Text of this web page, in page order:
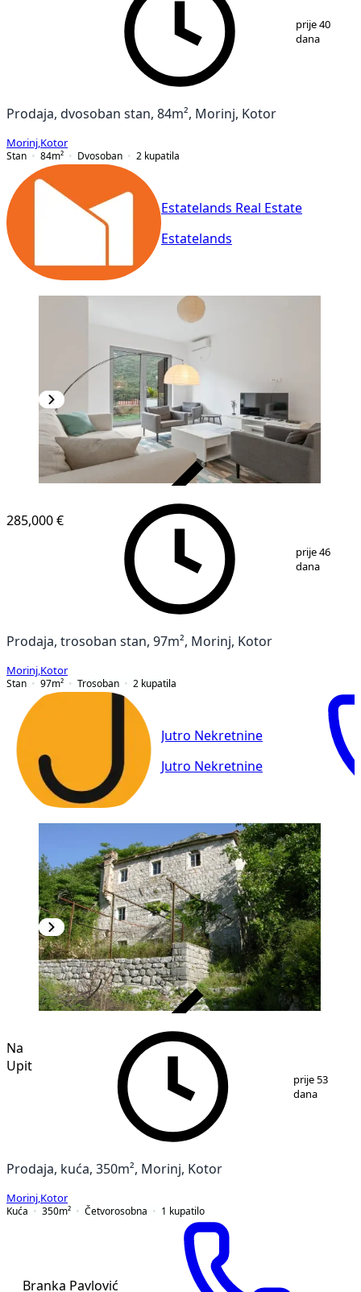
1/ 19
prije 40
dana
Prodaja, dvosoban stan, 84m², Morinj, Kotor
Morinj Kotor
Stan
84m² Dvosoban 2 kupatila
Estatelands Real Estate
Estatelands
285,000 €
prije 46
dana
Prodaja, trosoban stan, 97m², Morinj, Kotor
Morinj Kotor
Stan
97m² Trosoban 2 kupatila
Jutro Nekretnine
Jutro Nekretnine
Na
Upit
prije 53
dana
Prodaja, kuća, 350m², Morinj, Kotor
Morinj Kotor
Kuća
350m² Četvorosobna 1 kupatilo
Branka Pavlović